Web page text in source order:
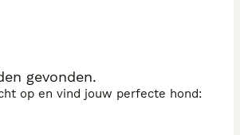
gevonden.
op en vind jouw perfecte hond: